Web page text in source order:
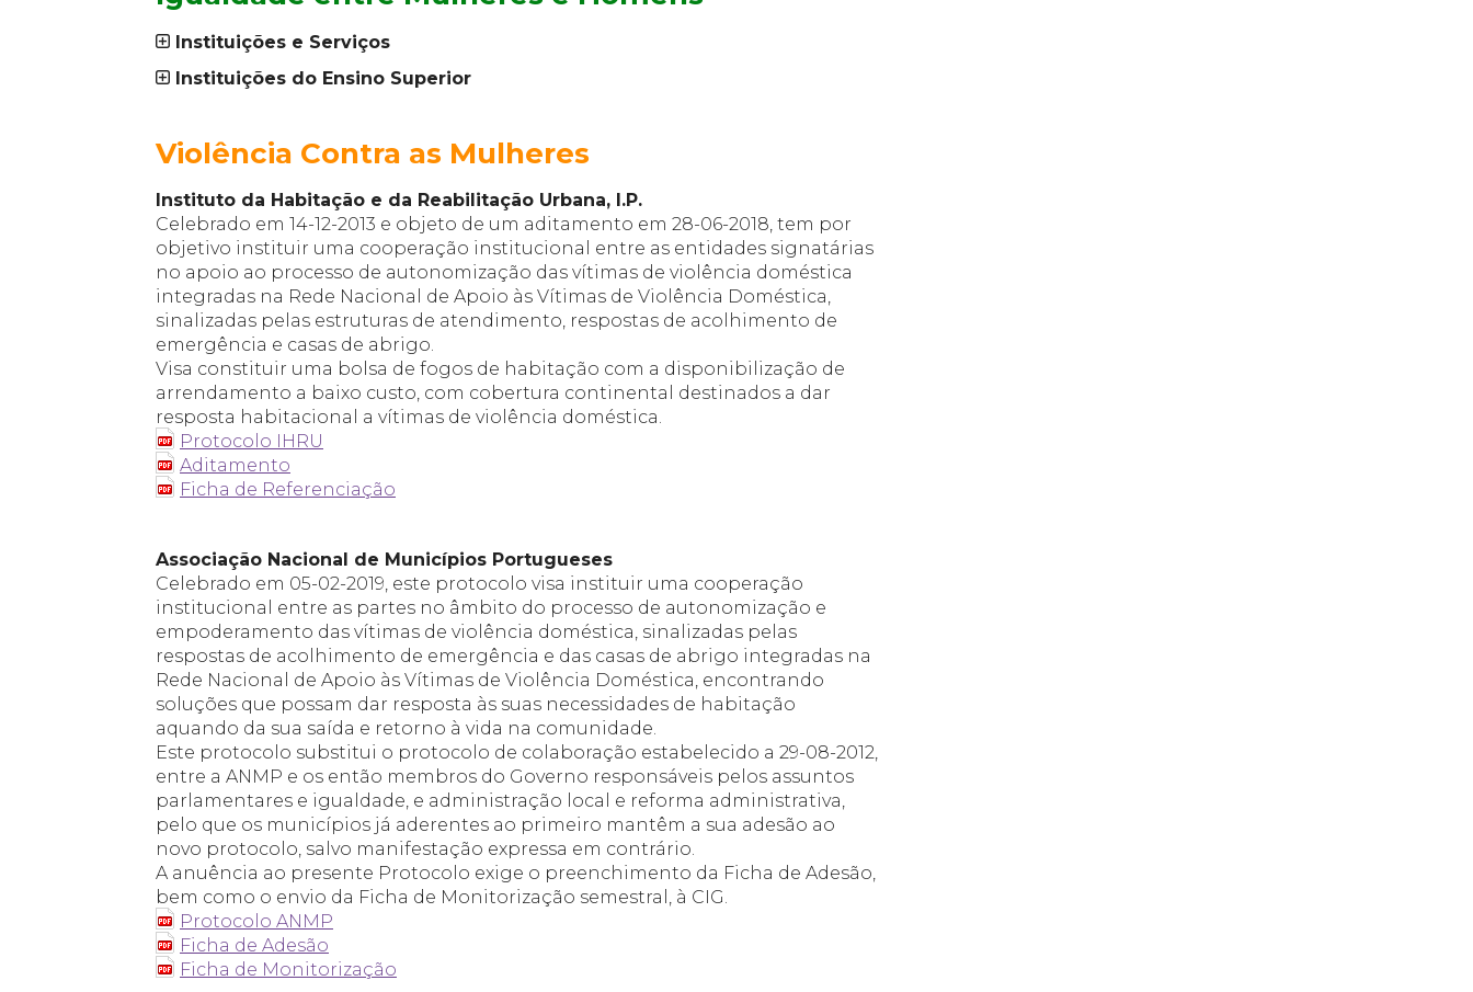
Instituições e Serviços
Instituições do Ensino Superior
Violência Contra as Mulheres
Instituto da Habitação e da Reabilitação Urbana, I.P.
Celebrado em 14-12-2013 e objeto de um aditamento em 28-06-2018, tem por
objetivo instituir uma cooperação institucional entre as entidades signatárias
no apoio ao processo de autonomização das vítimas de violência doméstica
integradas na Rede Nacional de Apoio às Vítimas de Violência Doméstica,
sinalizadas pelas estruturas de atendimento, respostas de acolhimento de
emergência e casas de abrigo.
Visa constituir uma bolsa de fogos de habitação com a disponibilização de
arrendamento a baixo custo, com cobertura continental destinados a dar
resposta habitacional a vítimas de violência doméstica.
Protocolo IHRU
Aditamento
Ficha de Referenciação
Associação Nacional de Municípios Portugueses
Celebrado em 05-02-2019, este protocolo visa instituir uma cooperação
institucional entre as partes no âmbito do processo de autonomização e
empoderamento das vítimas de violência doméstica, sinalizadas pelas
respostas de acolhimento de emergência e das casas de abrigo integradas na
Rede Nacional de Apoio às Vítimas de Violência Doméstica, encontrando
soluções que possam dar resposta às suas necessidades de habitação
aquando da sua saída e retorno à vida na comunidade.
Este protocolo substitui o protocolo de colaboração estabelecido a 29-08-2012,
entre a ANMP e os então membros do Governo responsáveis pelos assuntos
parlamentares e igualdade, e administração local e reforma administrativa,
pelo que os municípios já aderentes ao primeiro mantêm a sua adesão ao
novo protocolo, salvo manifestação expressa em contrário.
A anuência ao presente Protocolo exige o preenchimento da Ficha de Adesão,
bem como o envio da Ficha de Monitorização semestral, à CIG.
Protocolo ANMP
Ficha de Adesão
Ficha de Monitorização